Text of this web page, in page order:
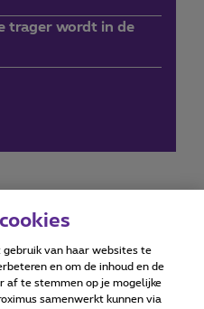
trager wordt in de
Accessibility statement
van haar websites te
en om de inhoud en de
af te stemmen op je mogelijke
samenwerkt kunnen via